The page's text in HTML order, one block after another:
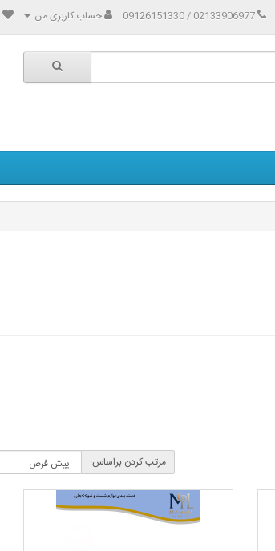
02133906977 / 09126151330 حساب کاربری من
مرتب کردن براساس: